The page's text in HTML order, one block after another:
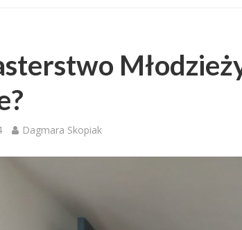
Dagmara Skopiak